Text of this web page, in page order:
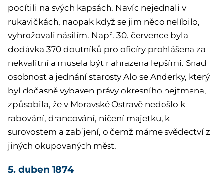
pocítili na svých kapsách. Navíc nejednali v
rukavičkách, naopak když se jim něco nelíbilo,
vyhrožovali násilím. Např. 30. července byla
dodávka 370 doutníků pro oficíry prohlášena za
nekvalitní a musela být nahrazena lepšími. Snad
osobnost a jednání starosty Aloise Anderky, který
byl dočasně vybaven právy okresního hejtmana,
způsobila, že v Moravské Ostravě nedošlo k
rabování, drancování, ničení majetku, k
surovostem a zabíjení, o čemž máme svědectví z
jiných okupovaných měst.
5. duben 1874